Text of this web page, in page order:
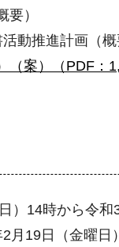
要）
動推進計画（概
案）（PDF：
）14時から令
月19日（金曜日